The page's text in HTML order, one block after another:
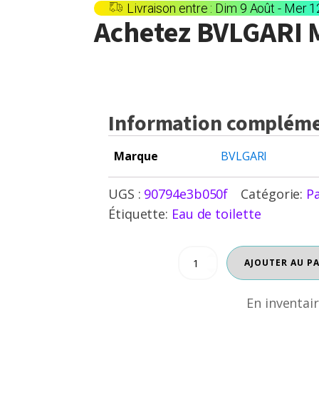
Livraison entre : Dim 9 Août - Mer
Achetez BVLGARI
Information
Marque BVLGARI
UGS : 90794e3b050f Catégorie:
Étiquette: Eau de toilette
quantité
AJOUTER AU
En